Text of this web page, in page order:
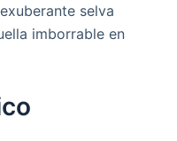
selva
imborrable en